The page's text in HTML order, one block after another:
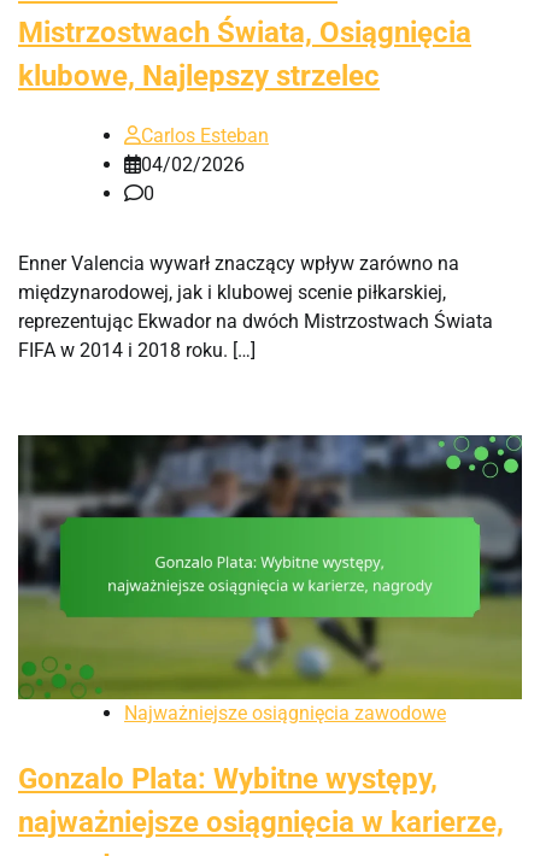
Mistrzostwach Świata, Osiągnięcia
klubowe, Najlepszy strzelec
Carlos Esteban
04/02/2026
0
Enner Valencia wywarł znaczący wpływ zarówno na
międzynarodowej, jak i klubowej scenie piłkarskiej,
reprezentując Ekwador na dwóch Mistrzostwach Świata
FIFA w 2014 i 2018 roku. […]
Najważniejsze osiągnięcia zawodowe
Gonzalo Plata: Wybitne występy,
najważniejsze osiągnięcia w karierze,